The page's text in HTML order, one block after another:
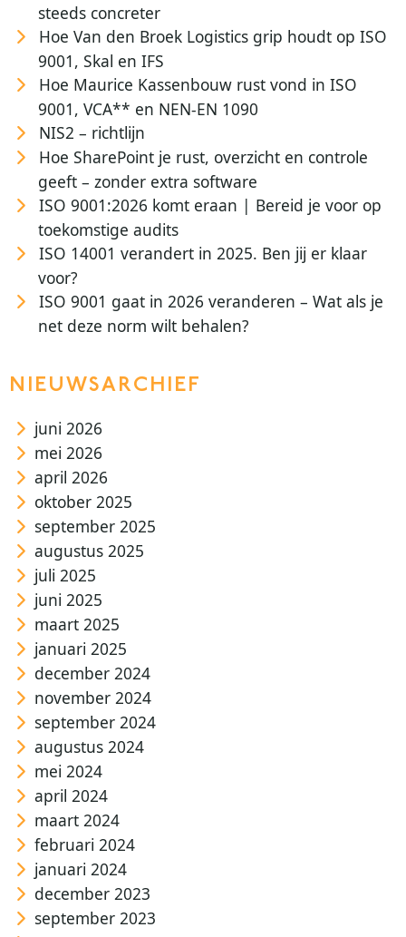
steeds concreter
Hoe Van den Broek Logistics grip houdt op ISO
9001, Skal en IFS
Hoe Maurice Kassenbouw rust vond in ISO
9001, VCA** en NEN-EN 1090
NIS2 – richtlijn
Hoe SharePoint je rust, overzicht en controle
geeft – zonder extra software
ISO 9001:2026 komt eraan | Bereid je voor op
toekomstige audits
ISO 14001 verandert in 2025. Ben jij er klaar
voor?
ISO 9001 gaat in 2026 veranderen – Wat als je
net deze norm wilt behalen?
NIEUWSARCHIEF
juni 2026
mei 2026
april 2026
oktober 2025
september 2025
augustus 2025
juli 2025
juni 2025
maart 2025
januari 2025
december 2024
november 2024
september 2024
augustus 2024
mei 2024
april 2024
maart 2024
februari 2024
januari 2024
december 2023
september 2023